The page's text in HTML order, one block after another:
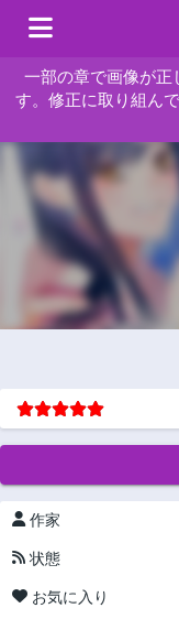
一部の章で画像が正
す。修正に取り組ん
作家
状態
お気に入り